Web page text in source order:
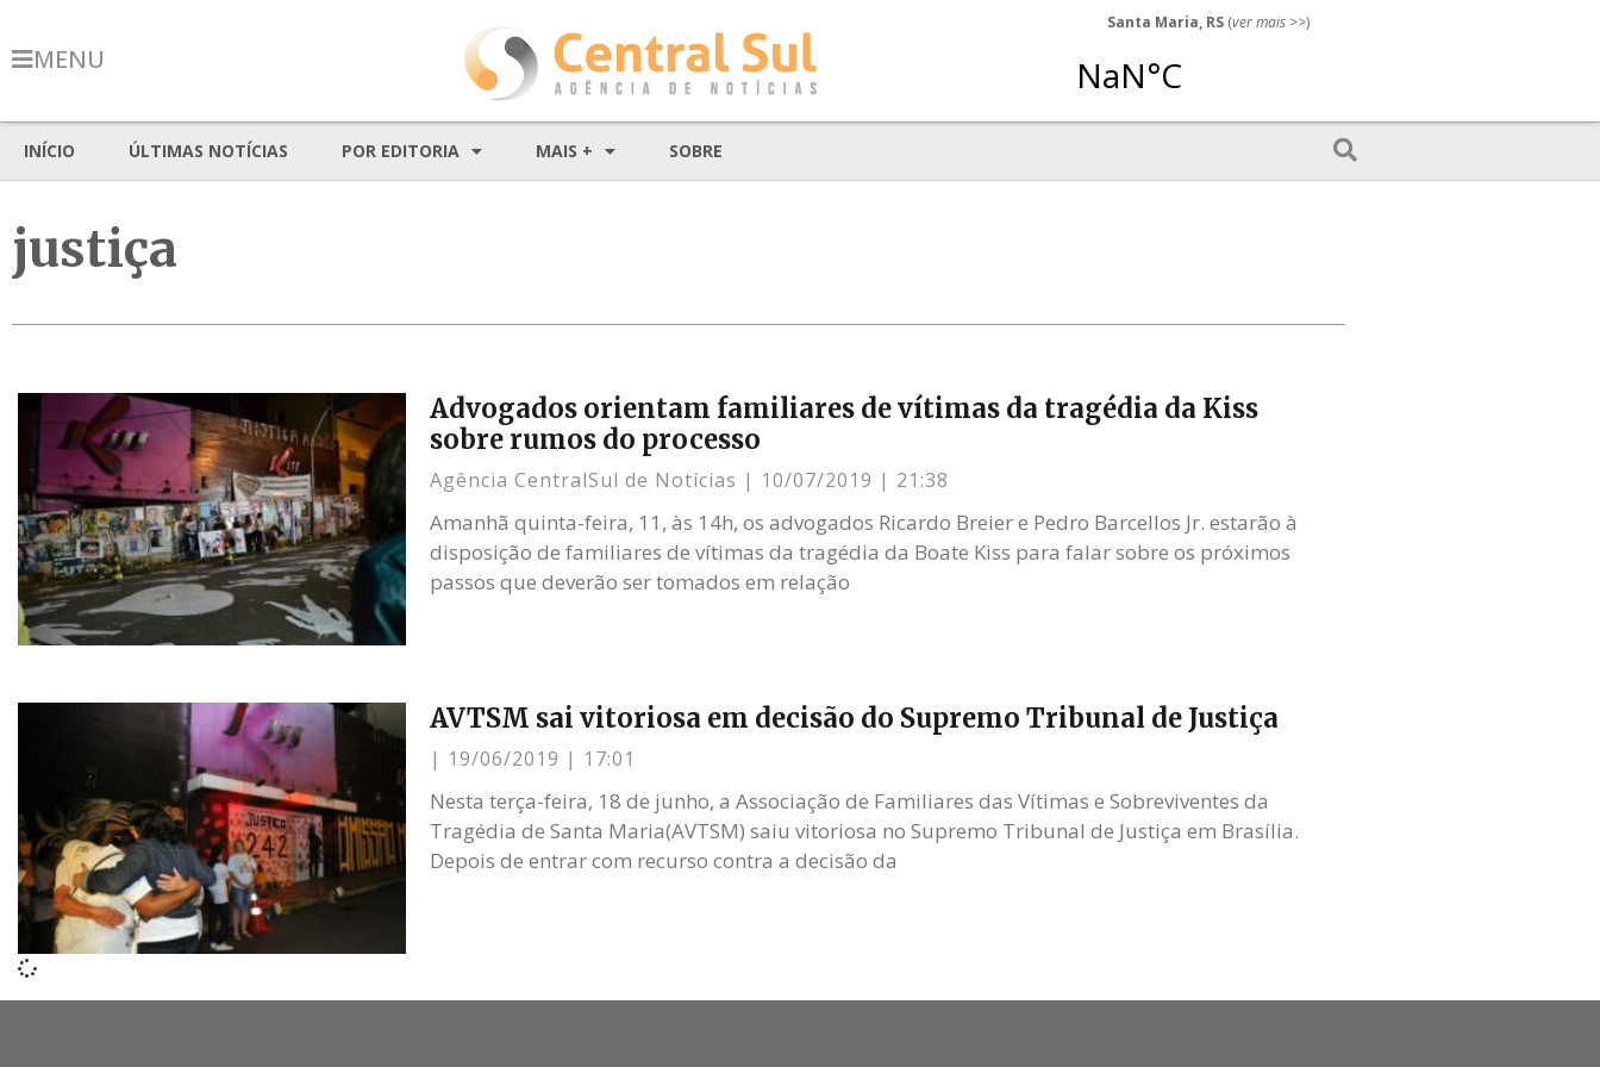
MENU
Santa Maria, RS (ver mais >>)
INÍCIO ÚLTIMAS NOTÍCIAS POR EDITORIA MAIS + SOBRE
justiça
Advogados orientam familiares de vítimas da tragédia da Kiss
sobre rumos do processo
Agência CentralSul de Notícias 10/07/2019 21:38
Amanhã quinta-feira, 11, às 14h, os advogados Ricardo Breier e Pedro Barcellos Jr. estarão à
disposição de familiares de vítimas da tragédia da Boate Kiss para falar sobre os próximos
passos que deverão ser tomados em relação
AVTSM sai vitoriosa em decisão do Supremo Tribunal de Justiça
19/06/2019 17:01
Nesta terça-feira, 18 de junho, a Associação de Familiares das Vítimas e Sobreviventes da
Tragédia de Santa Maria(AVTSM) saiu vitoriosa no Supremo Tribunal de Justiça em Brasília.
Depois de entrar com recurso contra a decisão da